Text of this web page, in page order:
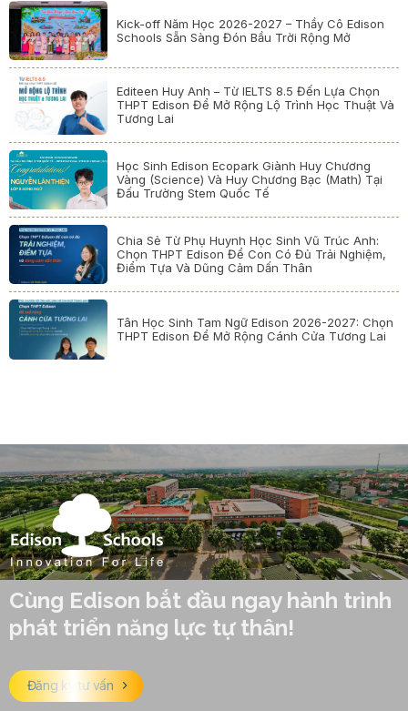
Kick-off Năm Học 2026-2027 – Thầy Cô Edison
Schools Sẵn Sàng Đón Bầu Trời Rộng Mở
Editeen Huy Anh – Từ IELTS 8.5 Đến Lựa Chọn
THPT Edison Để Mở Rộng Lộ Trình Học Thuật Và
Tương Lai
Học Sinh Edison Ecopark Giành Huy Chương
Vàng (Science) Và Huy Chương Bạc (Math) Tại
Đấu Trường Stem Quốc Tế
Chia Sẻ Từ Phụ Huynh Học Sinh Vũ Trúc Anh:
Chọn THPT Edison Để Con Có Đủ Trải Nghiệm,
Điểm Tựa Và Dũng Cảm Dấn Thân
Tân Học Sinh Tam Ngữ Edison 2026-2027: Chọn
THPT Edison Để Mở Rộng Cánh Cửa Tương Lai
Cùng Edison bắt đầu ngay hành trình
phát triển năng lực tự thân!
Đăng ký tư vấn